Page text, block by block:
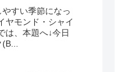
すい季節になっ
ヤモンド・シャイ
は、本題へ↓今日